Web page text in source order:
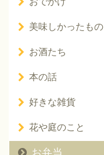
美味しかったもの
お酒たち
本の話
好きな雑貨
花や庭のこと
お弁当